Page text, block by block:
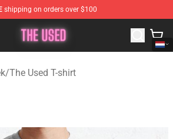
shipping on orders over $100
- Official The Used Merchandise Shop
/The Used T-shirt